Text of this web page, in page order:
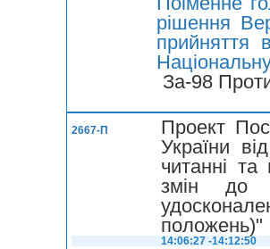
рішення
прийняття
За-98
2667-П
Проект
України
читанні
змін до
положень)"
14:06:27 -14:12:50